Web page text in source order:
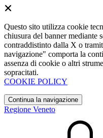
Questo sito utilizza cookie
chiusura del banner mediante
contraddistinto dalla X o
navigazione" comporta la
assenza di cookie o altri
sopracitati.
COOKIE POLICY
Continua la navigazione
Regione Veneto